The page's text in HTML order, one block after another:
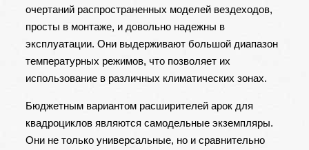
очертаний распространенных моделей вездеходов,
просты в монтаже, и довольно надежны в
эксплуатации. Они выдерживают большой диапазон
температурных режимов, что позволяет их
использование в различных климатических зонах.
Бюджетным вариантом расширителей арок для
квадроциклов являются самодельные экземпляры.
Они не только универсальные, но и сравнительно